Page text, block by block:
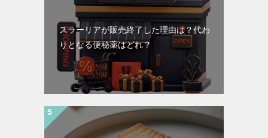
スラーリアが販売終了した理由は？代わ
りとなる便秘薬はどれ？